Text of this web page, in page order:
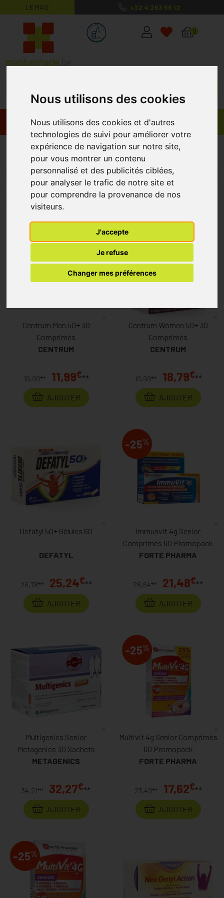
Nous utilisons des cookies
Nous utilisons des cookies et d'autres
technologies de suivi pour améliorer votre
expérience de navigation sur notre site,
pour vous montrer un contenu
personnalisé et des publicités ciblées,
pour analyser le trafic de notre site et
pour comprendre la provenance de nos
visiteurs.
J'accepte
Je refuse
Changer mes préférences
LE MAG’ +32 4 263 56 12
MaPharmacie.be ma santé, mes
0
Promos Produits
Vitamines
Menu/Filtres
-40
Centrum Men 50+ 30
Comprimés
CENTRUM
19,99€ * 11,99€**
AJOUTER
Centrum Women 50+ 30
Comprimés
CENTRUM
19,99€ * 18,79€**
AJOUTER
Defatyl 50+ Gélules 60
DEFATYL
26,78€ * 25,24€**
AJOUTER
-25%
Immunvit 4g Senior
Comprimés 60 Promopack
FORTE PHARMA
28,64€* 21,48€**
AJOUTER
Multigenics Senior
Metagenics 30 Sachets
METAGENICS
34,21€* 32,27€**
AJOUTER
-25%
Multivit 4g Senior Comprimés
60 Promopack
FORTE PHARMA
23,49€ * 17,62€**
AJOUTER
-25%